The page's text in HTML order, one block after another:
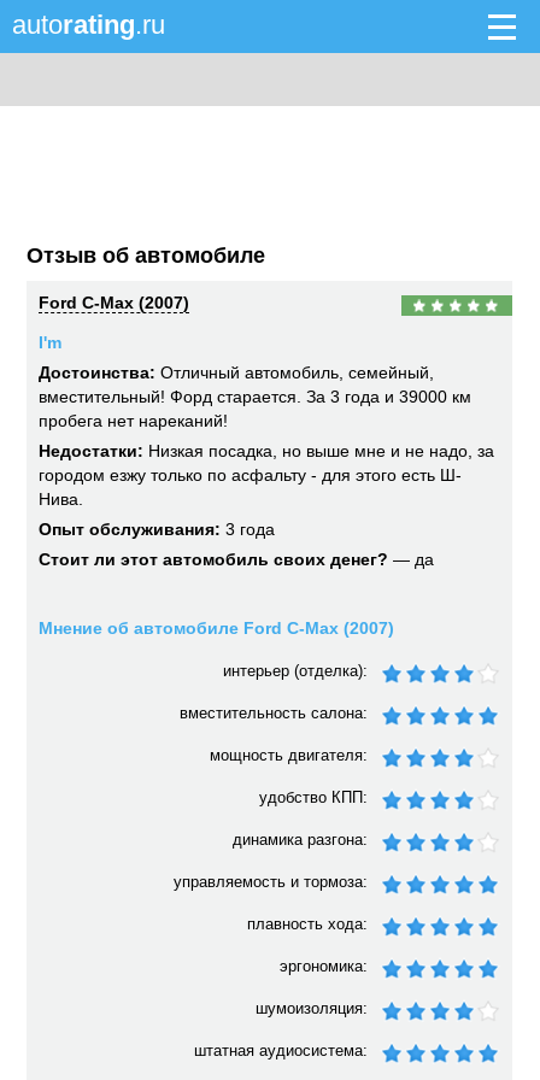
autorating.ru
Отзыв об автомобиле
Ford C-Max (2007)
I'm
Достоинства: Отличный автомобиль, семейный,
вместительный! Форд старается. За 3 года и 39000 км
пробега нет нареканий!
Недостатки: Низкая посадка, но выше мне и не надо, за
городом езжу только по асфальту - для этого есть Ш-
Нива.
Опыт обслуживания: 3 года
Стоит ли этот автомобиль своих денег? — да
Мнение об автомобиле Ford C-Max (2007)
интерьер (отделка):
вместительность салона:
мощность двигателя:
удобство КПП:
динамика разгона:
управляемость и тормоза:
плавность хода:
эргономика:
шумоизоляция:
штатная аудиосистема: